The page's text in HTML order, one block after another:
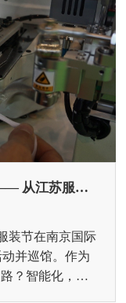
纺织服装产业，如何“绿色”蝶变 —— 从江苏服装节看纺织大省的转型路径
装节在南京国际
并巡馆。作为
？智能化，催